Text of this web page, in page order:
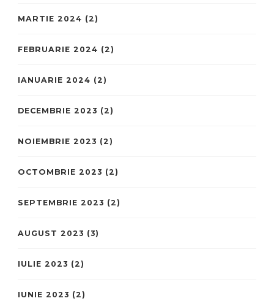
MARTIE 2024 (2)
FEBRUARIE 2024 (2)
IANUARIE 2024 (2)
DECEMBRIE 2023 (2)
NOIEMBRIE 2023 (2)
OCTOMBRIE 2023 (2)
SEPTEMBRIE 2023 (2)
AUGUST 2023 (3)
IULIE 2023 (2)
IUNIE 2023 (2)